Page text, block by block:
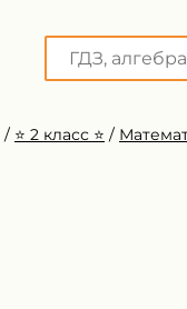
/ ⭐️ 2 класс ⭐️ /